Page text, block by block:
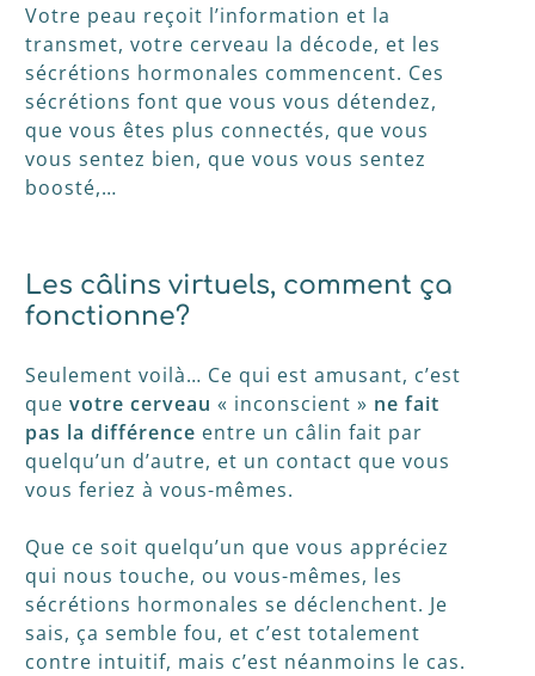
Votre peau reçoit l’information et la
transmet, votre cerveau la décode, et les
sécrétions hormonales commencent. Ces
sécrétions font que vous vous détendez,
que vous êtes plus connectés, que vous
vous sentez bien, que vous vous sentez
boosté,…
Les câlins virtuels, comment ça
fonctionne?
Seulement voilà… Ce qui est amusant, c’est
que votre cerveau « inconscient » ne fait
pas la différence entre un câlin fait par
quelqu’un d’autre, et un contact que vous
vous feriez à vous-mêmes.
Que ce soit quelqu’un que vous appréciez
qui nous touche, ou vous-mêmes, les
sécrétions hormonales se déclenchent. Je
sais, ça semble fou, et c’est totalement
contre intuitif, mais c’est néanmoins le cas.